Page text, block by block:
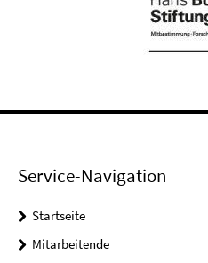
Service-Navigation
Startseite
Mitarbeitende